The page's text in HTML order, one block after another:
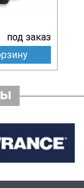
под заказ